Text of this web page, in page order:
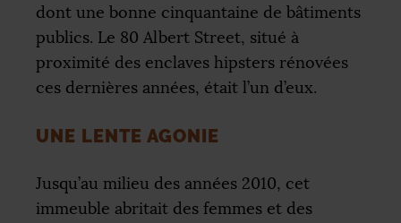
dont une bonne cinquantaine de bâtiments
publics. Le 80 Albert Street, situé à
proximité des enclaves hipsters rénovées
ces dernières années, était l’un d’eux.
UNE LENTE AGONIE
Jusqu’au milieu des années 2010, cet
immeuble abritait des femmes et des